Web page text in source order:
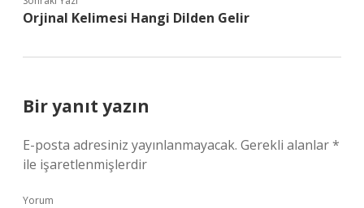
Orjinal Kelimesi Hangi Dilden Gelir
Bir yanıt yazın
E-posta adresiniz yayınlanmayacak. Gerekli alanlar*
ile işaretlenmişlerdir
Yorum